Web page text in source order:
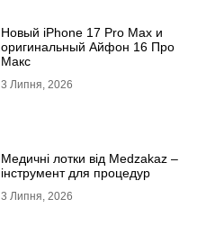
Новый iPhone 17 Pro Max и
оригинальный Айфон 16 Про
Макс
3 Липня, 2026
Медичні лотки від Medzakaz –
інструмент для процедур
3 Липня, 2026